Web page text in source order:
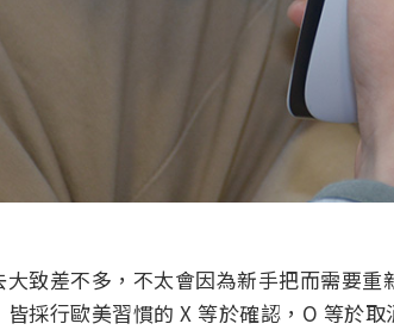
致差不多，不太會因為新手把而需要
採行歐美習慣的 X 等於確認，O 等於